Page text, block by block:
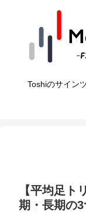
Toshiのサイン
【平均足ト
期・長期の